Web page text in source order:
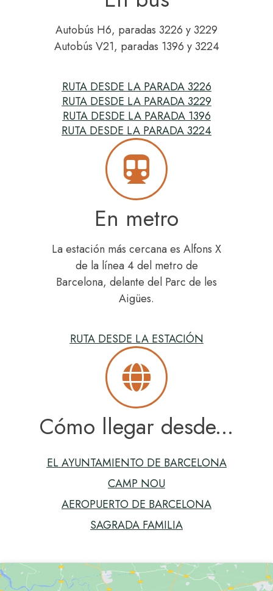
Autobús H6, paradas 3226 y 3229
Autobús V21, paradas 1396 y 3224
RUTA DESDE LA PARADA 3226
RUTA DESDE LA PARADA 3229
RUTA DESDE LA PARADA 1396
RUTA DESDE LA PARADA 3224
En metro
La estación más cercana es Alfons X
de la línea 4 del metro de
Barcelona, delante del Parc de les
Aigües.
RUTA DESDE LA ESTACIÓN
Cómo llegar desde...
EL AYUNTAMIENTO DE BARCELONA
CAMP NOU
AEROPUERTO DE BARCELONA
SAGRADA FAMILIA